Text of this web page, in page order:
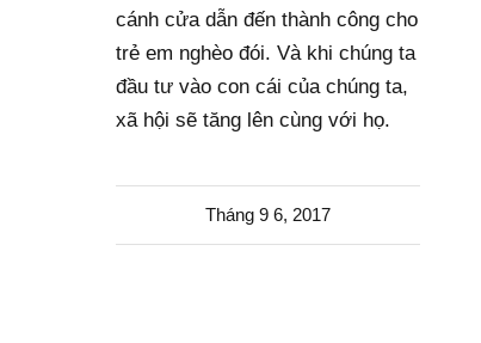
cánh cửa dẫn đến thành công cho
trẻ em nghèo đói. Và khi chúng ta
đầu tư vào con cái của chúng ta,
xã hội sẽ tăng lên cùng với họ.
Tháng 9 6, 2017